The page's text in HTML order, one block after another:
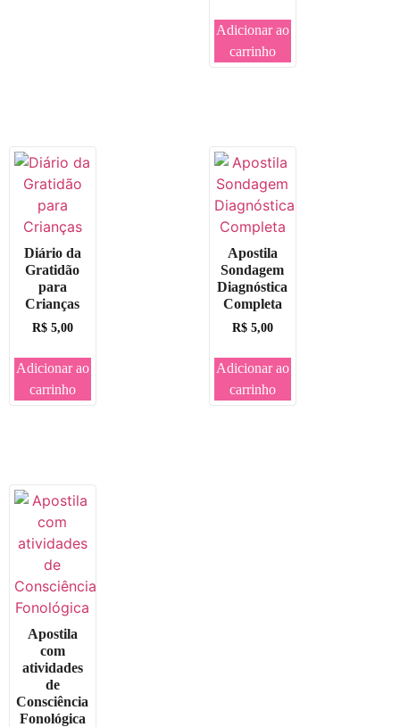
Adicionar ao
carrinho
Diário da
Gratidão
para
Crianças
R$5,00
Adicionar ao
carrinho
Apostila
Sondagem
Diagnóstica
Completa
R$5,00
Adicionar ao
carrinho
Apostila
com
atividades
de
Consciência
Fonológica